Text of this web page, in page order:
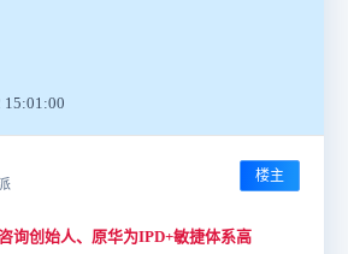
15:01:00
楼主
询创始人、原华为IPD+敏捷体系高